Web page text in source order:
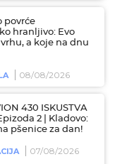
povrće
hranljivo: Evo
a koje na dnu
08/08/2026
430 ISKUSTVA
2 | Kladovo:
pšenice za dan!
07/08/2026